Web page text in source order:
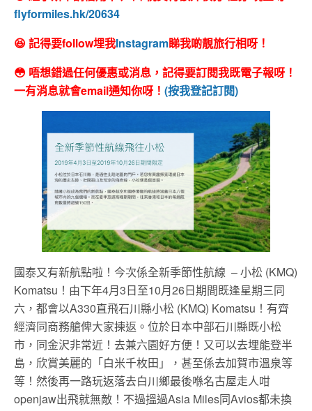
flyformiles.hk/20634
😆 記得要follow埋我Instagram睇我啲靚旅行相呀！
😳 唔想錯過任何優惠或消息，記得要訂閱我既電子報呀！
一有消息就會email通知你呀！ (按我登記訂閱)
國泰又有新航點啦！今次係全新季節性航線 – 小松 (KMQ)
Komatsu！由下年4月3日至10月26日期間既逢星期三同
六，都會以A330直飛石川縣小松 (KMQ) Komatsu！有齊
經濟同商務艙俾大家揀返。位於日本中部石川縣既小松
市，同金沢非常近！去兼六園好方便！又可以去埋能登半
島，欣賞美麗的「白米千枚田」，甚至係去加賀市溫泉等
等！然後再一路玩返落去白川鄉最後喺名古屋走人咁
openjaw出飛就無敵！不過搵過Asia Miles同Avios都未換